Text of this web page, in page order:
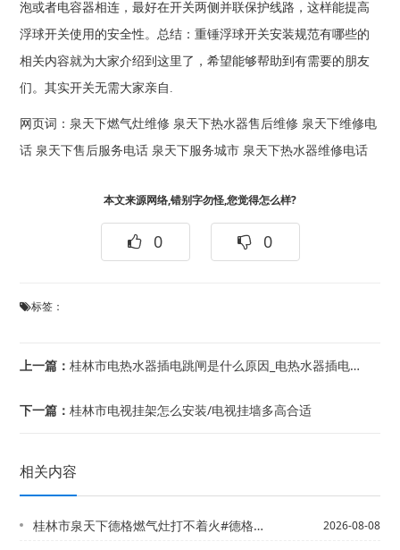
泡或者电容器相连，最好在开关两侧并联保护线路，这样能提高
浮球开关使用的安全性。总结：重锤浮球开关安装规范有哪些的
相关内容就为大家介绍到这里了，希望能够帮助到有需要的朋友
们。其实开关无需大家亲自.
网页词： 泉天下燃气灶维修 泉天下热水器售后维修 泉天下维修电
话 泉天下售后服务电话 泉天下服务城市 泉天下热水器维修电话
本文来源网络,错别字勿怪,您觉得怎么样?
0 0
标签：
上一篇：桂林市电热水器插电跳闸是什么原因_电热水器插电跳闸解决方法）电热水器插电温度不上...
下一篇：桂林市电视挂架怎么安装/电视挂墙多高合适
相关内容
桂林市泉天下德格燃气灶打不着火#德格燃气灶点不着火是什么原因 2026-08-08